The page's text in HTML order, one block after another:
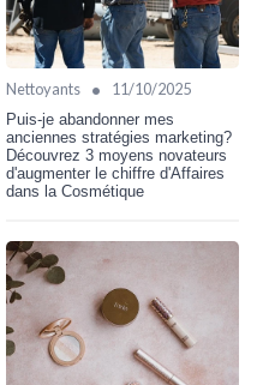
Nettoyants • 11/10/2025
Puis-je abandonner mes
anciennes stratégies marketing?
Découvrez 3 moyens novateurs
d'augmenter le chiffre d'Affaires
dans la Cosmétique